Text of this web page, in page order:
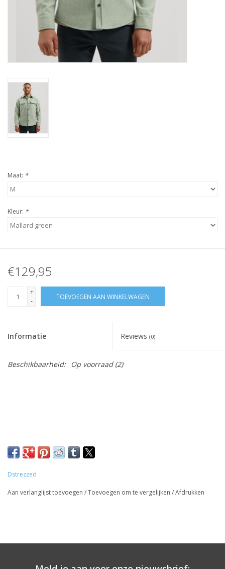
Maat: *
Kleur: *
€129,95
+
-
TOEVOEGEN AAN WINKELWAGEN
Informatie Reviews (0)
Beschikbaarheid: Op voorraad(2)
Dstrezzed
Aan verlanglijst toevoegen /Toevoegen om te vergelijken /Afdrukken